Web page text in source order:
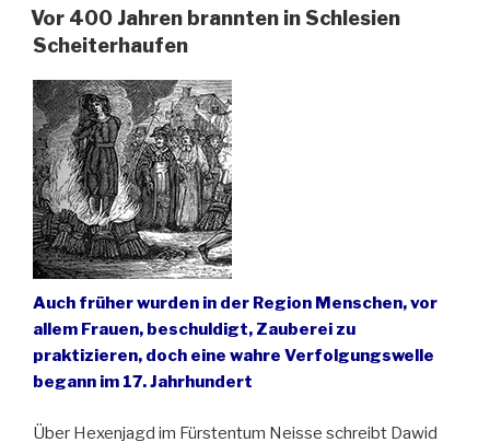
erhielt
Neisse
Stadtrecht“
Vor 400 Jahren brannten in Schlesien
Scheiterhaufen
Auch früher wurden in der Region Menschen, vor
allem Frauen, beschuldigt, Zauberei zu
praktizieren, doch eine wahre Verfolgungswelle
begann im 17. Jahrhundert
Über Hexenjagd im Fürstentum Neisse schreibt Dawid